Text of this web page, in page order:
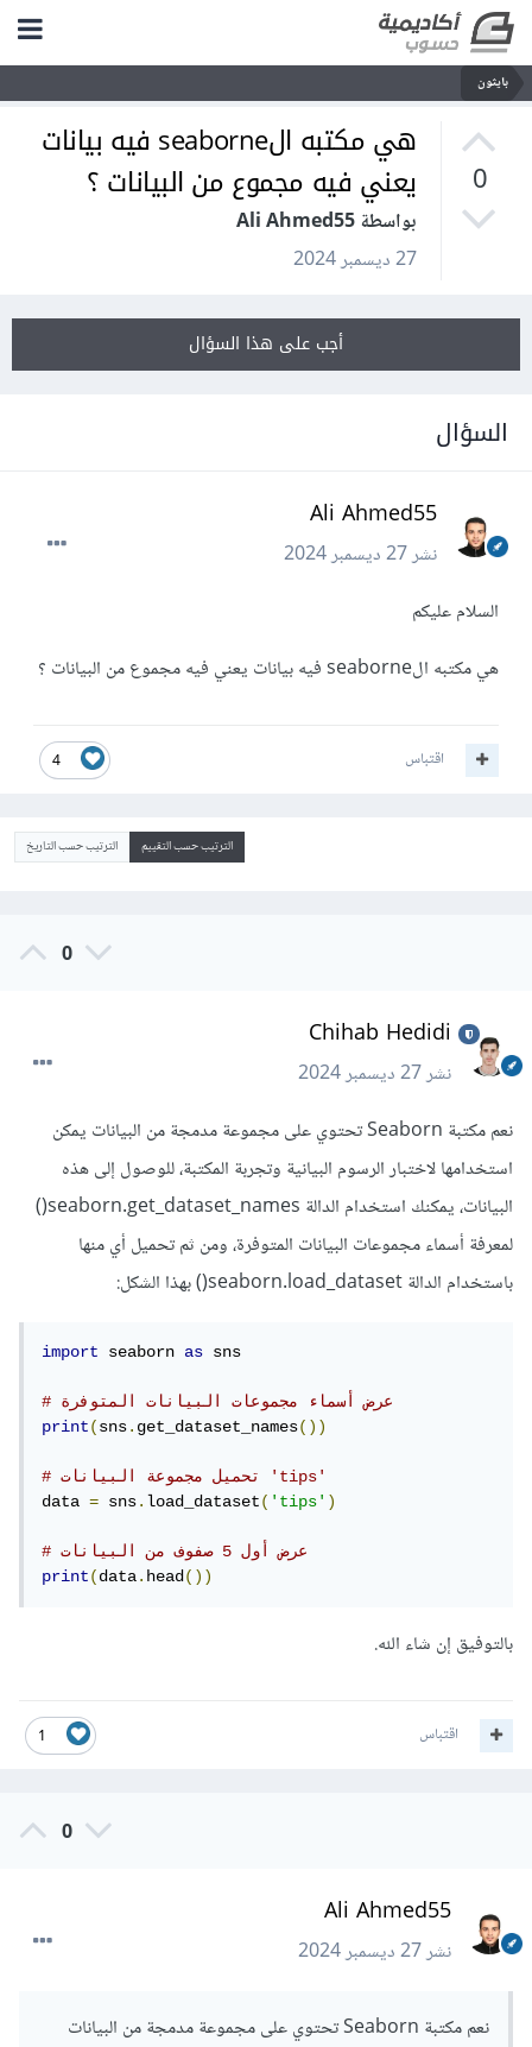
بايثون
0
هي مكتبه الseaborne فيه بيانات
يعني فيه مجموع من البيانات ؟
بواسطة Ali Ahmed55
27 ديسمبر 2024
أجب على هذا السؤال
السؤال
Ali Ahmed55
نشر27 ديسمبر 2024
السلام عليكم
هي مكتبه الseaborne فيه بيانات يعني فيه مجموع من البيانات ؟
4 اقتباس
الترتيب حسب التقييم الترتيب حسب التاريخ
0
Chihab Hedidi
نشر27 ديسمبر 2024
نعم مكتبة Seaborn تحتوي على مجموعة مدمجة من البيانات يمكن
استخدامها لاختبار الرسوم البيانية وتجربة المكتبة، للوصول إلى هذه
البيانات، يمكنك استخدام الدالة seaborn.get_dataset_names()
لمعرفة أسماء مجموعات البيانات المتوفرة، ومن ثم تحميل أي منها
باستخدام الدالة seaborn.load_dataset() بهذا الشكل:
import seaborn as sns
# عرض أسماء مجموعات البيانات المتوفرة
print(sns.get_dataset_names())
# تحميل مجموعة البيانات 'tips'
data = sns.load_dataset('tips')
# عرض أول 5 صفوف من البيانات
print(data.head())
بالتوفيق إن شاء الله.
1 اقتباس
0
Ali Ahmed55
نشر27 ديسمبر 2024
نعم مكتبة Seaborn تحتوي على مجموعة مدمجة من البيانات